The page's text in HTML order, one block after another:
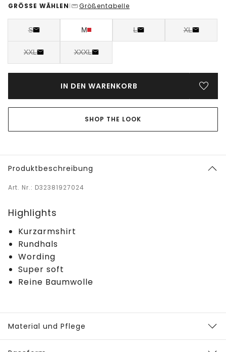
GRÖSSE WÄHLEN | Größentabelle
S M L XL
XXL XXXL
IN DEN WARENKORB
SHOP THE LOOK
Produktbeschreibung
Art. Nr.: D32381927024
Highlights
Kurzarmshirt
Rundhals
Wording
Super soft
Reine Baumwolle
Material und Pflege